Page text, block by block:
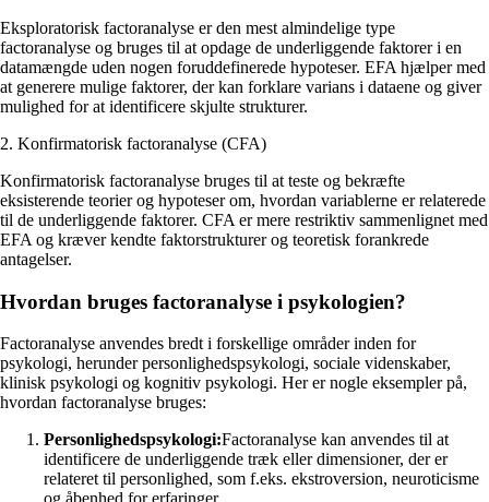
Eksploratorisk factoranalyse er den mest almindelige type
factoranalyse og bruges til at opdage de underliggende faktorer i en
datamængde uden nogen foruddefinerede hypoteser. EFA hjælper med
at generere mulige faktorer, der kan forklare varians i dataene og giver
mulighed for at identificere skjulte strukturer.
2. Konfirmatorisk factoranalyse (CFA)
Konfirmatorisk factoranalyse bruges til at teste og bekræfte
eksisterende teorier og hypoteser om, hvordan variablerne er relaterede
til de underliggende faktorer. CFA er mere restriktiv sammenlignet med
EFA og kræver kendte faktorstrukturer og teoretisk forankrede
antagelser.
Hvordan bruges factoranalyse i psykologien?
Factoranalyse anvendes bredt i forskellige områder inden for
psykologi, herunder personlighedspsykologi, sociale videnskaber,
klinisk psykologi og kognitiv psykologi. Her er nogle eksempler på,
hvordan factoranalyse bruges:
Personlighedspsykologi:Factoranalyse kan anvendes til at
identificere de underliggende træk eller dimensioner, der er
relateret til personlighed, som f.eks. ekstroversion, neuroticisme